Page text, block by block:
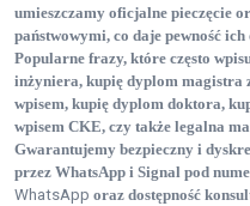
umieszczamy oficjalne pieczęcie
państwowymi, co daje pewność
Popularne frazy, które często
inżyniera, kupię dyplom magistra
wpisem, kupię dyplom doktora,
wpisem CKE, czy także legalna
Gwarantujemy bezpieczny i
przez WhatsApp i Signal pod
WhatsApp oraz dostępność